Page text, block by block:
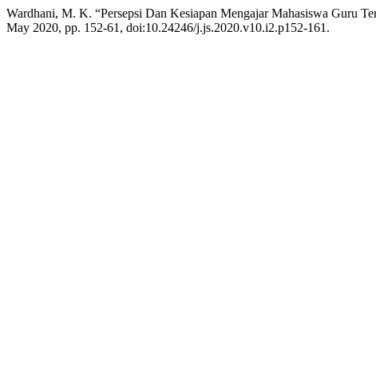
Wardhani, M. K. “Persepsi Dan Kesiapan Mengajar Mahasiswa Guru
May 2020, pp. 152-61, doi:10.24246/j.js.2020.v10.i2.p152-161.